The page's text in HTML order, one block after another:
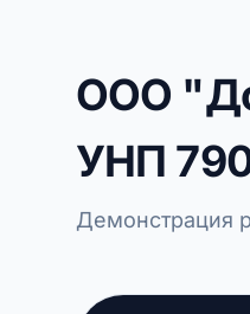
ООО
УНП
Демонстрация